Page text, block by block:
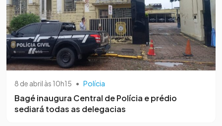
8 de abril às 10h15 • Polícia
Bagé inaugura Central de Polícia e prédio
sediará todas as delegacias